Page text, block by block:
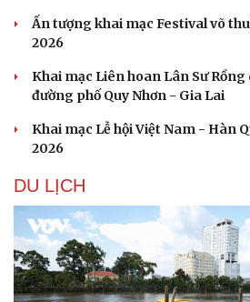
Ấn tượng khai mạc Festival võ
2026
Khai mạc Liên hoan Lân Sư Rồng
đường phố Quy Nhơn - Gia Lai
Khai mạc Lễ hội Việt Nam - Hàn
2026
DU LỊCH